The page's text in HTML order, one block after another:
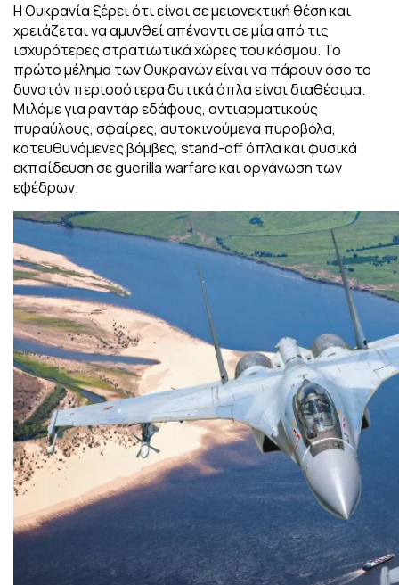
Η Ουκρανία ξέρει ότι είναι σε μειονεκτική θέση και
χρειάζεται να αμυνθεί απέναντι σε μία από τις
ισχυρότερες στρατιωτικά χώρες του κόσμου. Το
πρώτο μέλημα των Ουκρανών είναι να πάρουν όσο το
δυνατόν περισσότερα δυτικά όπλα είναι διαθέσιμα.
Μιλάμε για ραντάρ εδάφους, αντιαρματικούς
πυραύλους, σφαίρες, αυτοκινούμενα πυροβόλα,
κατευθυνόμενες βόμβες, stand-off όπλα και φυσικά
εκπαίδευση σε guerilla warfare και οργάνωση των
εφέδρων.